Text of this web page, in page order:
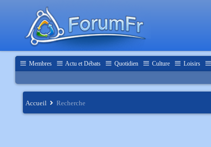
Membres Actu et Débats Quotidien Culture Loisirs
Accueil Recherche